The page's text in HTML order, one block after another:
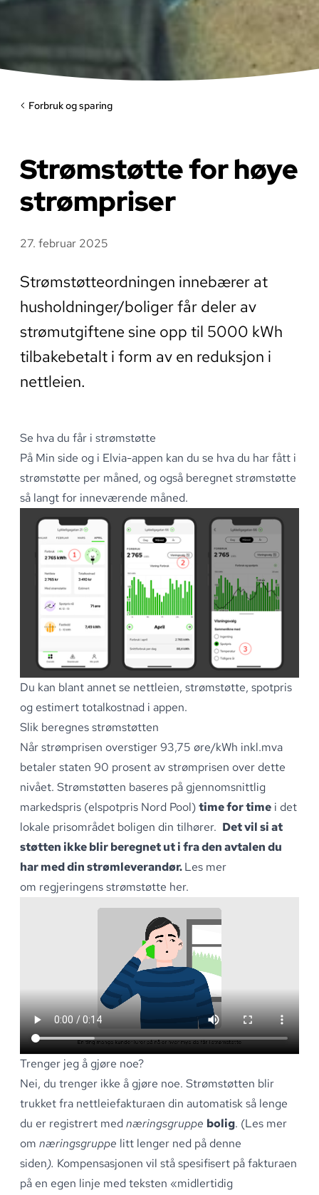
Forbruk og sparing
Strømstøtte for høye
strømpriser
27. februar 2025
Strømstøtteordningen innebærer at
husholdninger/boliger får deler av
strømutgiftene sine opp til 5000 kWh
tilbakebetalt i form av en reduksjon i
nettleien.
Se hva du får i strømstøtte
På Min side og i Elvia-appen kan du se hva du har fått i
strømstøtte per måned, og også beregnet strømstøtte
så langt for inneværende måned.
Du kan blant annet se nettleien, strømstøtte, spotpris
og estimert totalkostnad i appen.
Slik beregnes strømstøtten
Når strømprisen overstiger93,75 øre/kWh inkl.mva
betaler staten 90 prosent av strømprisen over dette
nivået. Strømstøtten baseres på gjennomsnittlig
markedspris (elspotpris Nord Pool)time for time i det
lokale prisområdet boligen din tilhører. Det vil si at
støtten ikke blir beregnet ut i fra den avtalen du
har med din strømleverandør.Les mer
om regjeringens strømstøtte her.
Trenger jeg å gjøre noe?
Nei, du trenger ikke å gjøre noe. Strømstøtten blir
trukket fra nettleiefakturaen din automatisk så lenge
du er registrert med næringsgruppe bolig. (Les mer
om næringsgruppe litt lenger ned på denne
siden). Kompensasjonen vil stå spesifisert på fakturaen
på en egen linje med teksten «midlertidig